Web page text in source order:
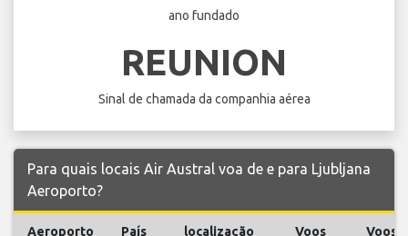
ano fundado
REUNION
Sinal de chamada da companhia aérea
Para quais locais Air Austral voa de e para Ljubljana
Aeroporto?
Aeroporto País localização
Voos
Voos